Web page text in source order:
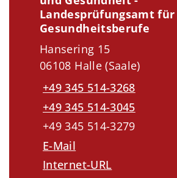
Landesprüfungsamt für
Gesundheitsberufe
Hansering 15
06108 Halle (Saale)
+49 345 514-3268
+49 345 514-3045
+49 345 514-3279
E-Mail
Internet-URL